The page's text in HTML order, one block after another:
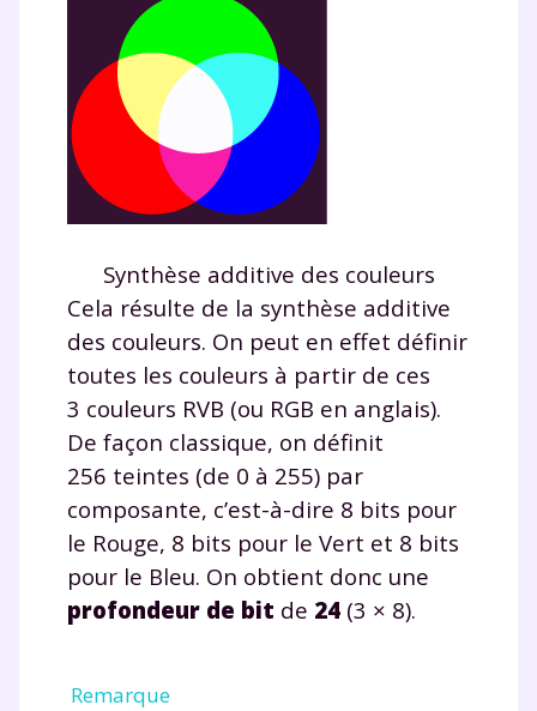
Synthèse additive des couleurs
Cela résulte de la synthèse additive
des couleurs. On peut en effet définir
toutes les couleurs à partir de ces
3 couleurs RVB (ou RGB en anglais).
De façon classique, on définit
256 teintes (de 0 à 255) par
composante, c’est-à-dire 8 bits pour
le Rouge, 8 bits pour le Vert et 8 bits
pour le Bleu. On obtient donc une
profondeur de bit de 24 (3 × 8).
Remarque